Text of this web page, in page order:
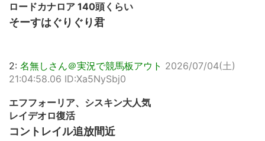
ロードカナロア 140頭くらい
そーすはぐりぐり君
2: 名無しさん＠実況で競馬板アウト 2026/07/04(土)
21:04:58.06 ID:Xa5NySbj0
エフフォーリア、シスキン大人気
レイデオロ復活
コントレイル追放間近